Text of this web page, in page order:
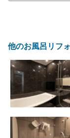
他のお風呂リフ